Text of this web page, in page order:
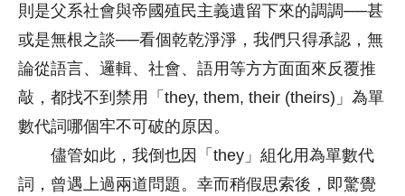
則是父系社會與帝國殖民主義遺留下來的調調──甚
或是無根之談──看個乾乾淨淨，我們只得承認，無
論從語言、邏輯、社會、語用等方方面面來反覆推
敲，都找不到禁用「they, them, their (theirs)」為單
數代詞哪個牢不可破的原因。
儘管如此，我倒也因「they」組化用為單數代
詞，曾遇上過兩道問題。幸而稍假思索後，即驚覺